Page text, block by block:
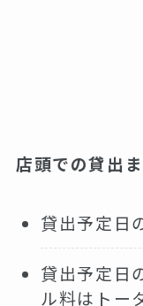
店頭での貸出
貸出予定日
貸出予定日
ル料はトー